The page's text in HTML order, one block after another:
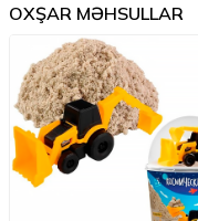
OXŞAR MƏHSULLAR